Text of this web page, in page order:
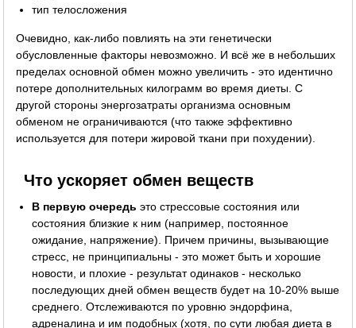
тип телосложения
Очевидно, как-либо повлиять на эти генетически
обусловленные факторы невозможно. И всё же в небольших
пределах основной обмен можно увеличить - это идентично
потере дополнительных килограмм во время диеты. С
другой стороны энергозатраты организма основным
обменом не ограничиваются (что также эффективно
используется для потери жировой ткани при похудении).
Что ускоряет обмен веществ
В первую очередь это стрессовые состояния или
состояния близкие к ним (например, постоянное
ожидание, напряжение). Причем причины, вызывающие
стресс, не принципиальны - это может быть и хорошие
новости, и плохие - результат одинаков - несколько
последующих дней обмен веществ будет на 10-20% выше
среднего. Отслеживаются по уровню эндорфина,
адреналина и им подобных (хотя, по сути любая диета в